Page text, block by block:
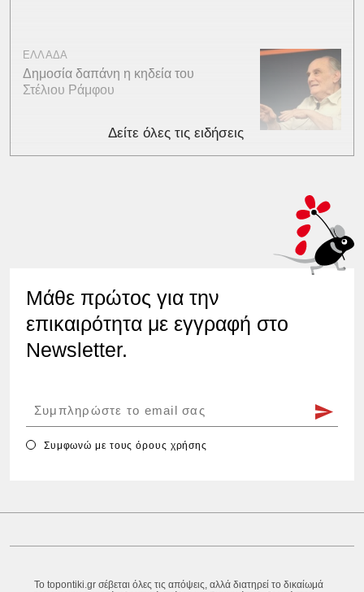
ΕΛΛΑΔΑ
Δημοσία δαπάνη η κηδεία του
Στέλιου Ράμφου
Δείτε όλες τις ειδήσεις
Μάθε πρώτος για την
επικαιρότητα με εγγραφή στο
Newsletter.
Συμφωνώ με τουςόρους χρήσης
Το topontiki.gr σέβεται όλες τις απόψεις, αλλά διατηρεί το δικαίωμά